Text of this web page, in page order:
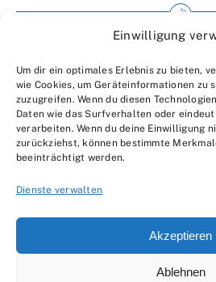
Einwilligung
Um dir ein optimales Erlebnis zu bieten,
wie Cookies, um Geräteinformationen zu
zuzugreifen. Wenn du diesen
Daten wie das Surfverhalten oder
verarbeiten. Wenn du deine Einwilligung
zurückziehst, können bestimmte
beeinträchtigt werden.
Dienste verwalten
Akzeptieren
Ablehnen
Wir über
Kontakt
© 2007 - 2026 •by